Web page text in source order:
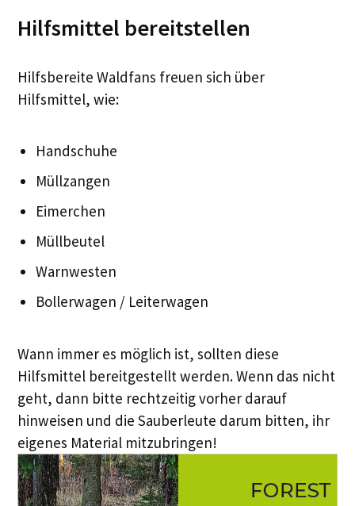
Hilfsmittel bereitstellen
Hilfsbereite Waldfans freuen sich über
Hilfsmittel, wie:
Handschuhe
Müllzangen
Eimerchen
Müllbeutel
Warnwesten
Bollerwagen / Leiterwagen
Wann immer es möglich ist, sollten diese
Hilfsmittel bereitgestellt werden. Wenn das nicht
geht, dann bitte rechtzeitig vorher darauf
hinweisen und die Sauberleute darum bitten, ihr
eigenes Material mitzubringen!